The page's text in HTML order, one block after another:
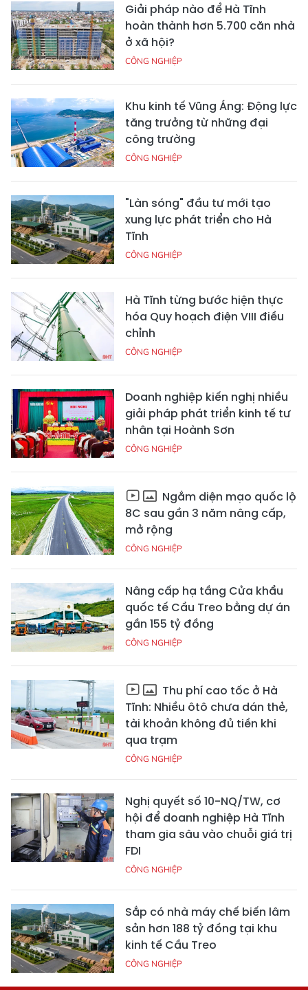
Giải pháp nào để Hà Tĩnh
hoàn thành hơn 5.700 căn nhà
ở xã hội?
CÔNG NGHIỆP
Khu kinh tế Vũng Áng: Động lực
tăng trưởng từ những đại
công trường
CÔNG NGHIỆP
"Làn sóng" đầu tư mới tạo
xung lực phát triển cho Hà
Tĩnh
CÔNG NGHIỆP
Hà Tĩnh từng bước hiện thực
hóa Quy hoạch điện VIII điều
chỉnh
CÔNG NGHIỆP
Doanh nghiệp kiến nghị nhiều
giải pháp phát triển kinh tế tư
nhân tại Hoành Sơn
CÔNG NGHIỆP
Ngắm diện mạo quốc lộ
8C sau gần 3 năm nâng cấp,
mở rộng
CÔNG NGHIỆP
Nâng cấp hạ tầng Cửa khẩu
quốc tế Cầu Treo bằng dự án
gần 155 tỷ đồng
CÔNG NGHIỆP
Thu phí cao tốc ở Hà
Tĩnh: Nhiều ôtô chưa dán thẻ,
tài khoản không đủ tiền khi
qua trạm
CÔNG NGHIỆP
Nghị quyết số 10-NQ/TW, cơ
hội để doanh nghiệp Hà Tĩnh
tham gia sâu vào chuỗi giá trị
FDI
CÔNG NGHIỆP
Sắp có nhà máy chế biến lâm
sản hơn 188 tỷ đồng tại khu
kinh tế Cầu Treo
CÔNG NGHIỆP